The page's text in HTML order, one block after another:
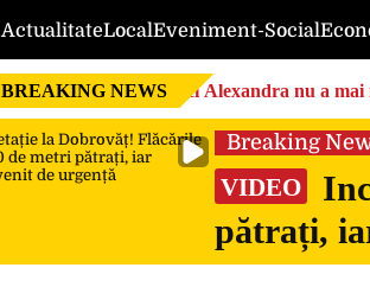
ActualitateLocalEveniment-Social
BREAKING NEWS Nici Alexandra nu a
Breaking
VIDEO
pătrați,